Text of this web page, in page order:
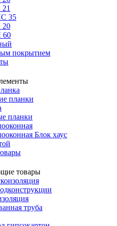
35
20
60
покрытием
планки
планки
Блок хаус
товары
труба